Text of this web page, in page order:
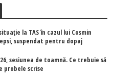
la TAS în cazul lui Cosmin
suspendat pentru dopaj
sesiunea de toamnă. Ce trebuie să
probele scrise